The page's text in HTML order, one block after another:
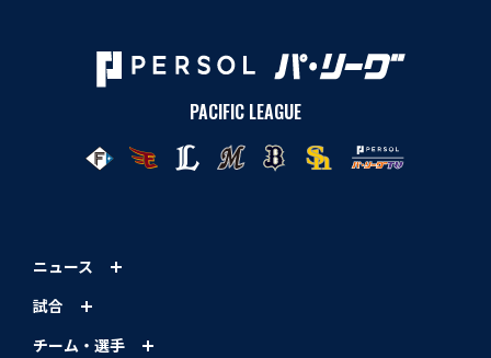
PACIFIC LEAGUE
ニュース
試合
チーム・選手